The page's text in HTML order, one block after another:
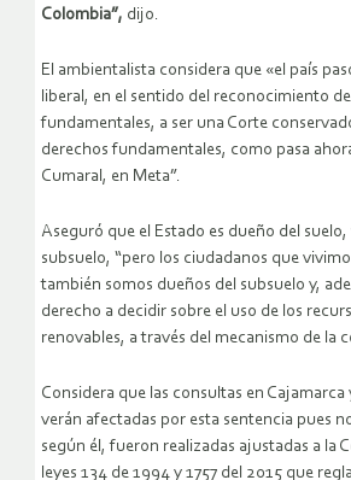
Colombia”, dijo.
El ambientalista considera que «el país
liberal, en el sentido del reconocimiento
fundamentales, a ser una Corte
derechos fundamentales, como pasa
Cumaral, en Meta”.
Aseguró que el Estado es dueño del suelo,
subsuelo, “pero los ciudadanos que
también somos dueños del subsuelo y,
derecho a decidir sobre el uso de los
renovables, a través del mecanismo de la
Considera que las consultas en Cajamarca
verán afectadas por esta sentencia pues
según él, fueron realizadas ajustadas a la
leyes 134 de 1994 y 1757 del 2015 que